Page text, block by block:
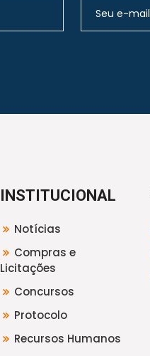
INSTITUCIONAL
Notícias
Compras e
Licitações
Concursos
Protocolo
Recursos Humanos